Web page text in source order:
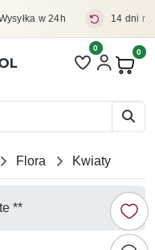
w 24h 14 dni
Liczba pozycji
0 0
Flora Kwiaty